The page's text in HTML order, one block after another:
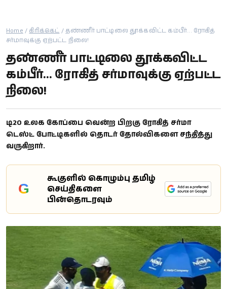
Home / கிரிக்கெட் / தண்ணீர் பாட்டிலை தூக்கவிட்ட கம்பீர்... ரோகித்
சர்மாவுக்கு ஏற்பட்ட நிலை!
தண்ணீர் பாட்டிலை தூக்கவிட்ட
கம்பீர்... ரோகித் சர்மாவுக்கு ஏற்பட்ட
நிலை!
டி20 உலக கோப்பை வென்ற பிறகு ரோகித் சர்மா
டெஸ்ட் போட்டிகளில் தொடர் தோல்விகளை சந்தித்து
வருகிறார்.
G
கூகுளில் கொழும்பு தமிழ்
செய்திகளை
பின்தொடரவும்